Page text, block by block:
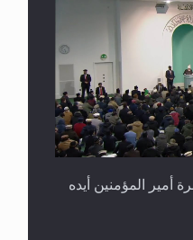
أمير المؤمنين أيده